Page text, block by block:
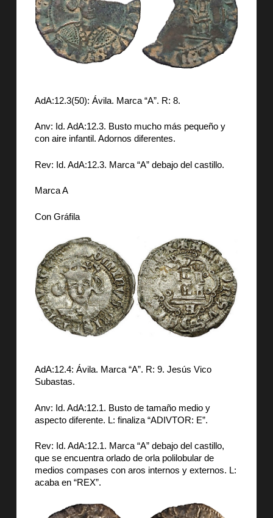
AdA:12.3(50): Ávila. Marca “A”. R: 8.
Anv: Id. AdA:12.3. Busto mucho más pequeño y
con aire infantil. Adornos diferentes.
Rev: Id. AdA:12.3. Marca “A” debajo del castillo.
Marca A
Con Gráfila
AdA:12.4: Ávila. Marca “A”. R: 9. Jesús Vico
Subastas.
Anv: Id. AdA:12.1. Busto de tamaño medio y
aspecto diferente. L: finaliza “ADIVTOR: E”.
Rev: Id. AdA:12.1. Marca “A” debajo del castillo,
que se encuentra orlado de orla polilobular de
medios compases con aros internos y externos. L:
acaba en “REX”.